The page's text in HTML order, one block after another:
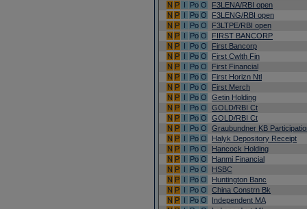
N P I Po O
F3LENA/RBI open
N P I Po O
F3LENG/RBI open
N P I Po O
F3LTPE/RBI open
N P I Po O
FIRST BANCORP
N P I Po O
First Bancorp
N P I Po O
First Cwlth Fin
N P I Po O
First Financial
N P I Po O
First Horizn Ntl
N P I Po O
First Merch
N P I Po O
Getin Holding
N P I Po O
GOLD/RBI Ct
N P I Po O
GOLD/RBI Ct
N P I Po O
Graubundner KB
N P I Po O
Halyk Depository Receipt
N P I Po O
Hancock Holding
N P I Po O
Hanmi Financial
N P I Po O
HSBC
N P I Po O
Huntington Banc
N P I Po O
China Constrn Bk
N P I Po O
Independent MA